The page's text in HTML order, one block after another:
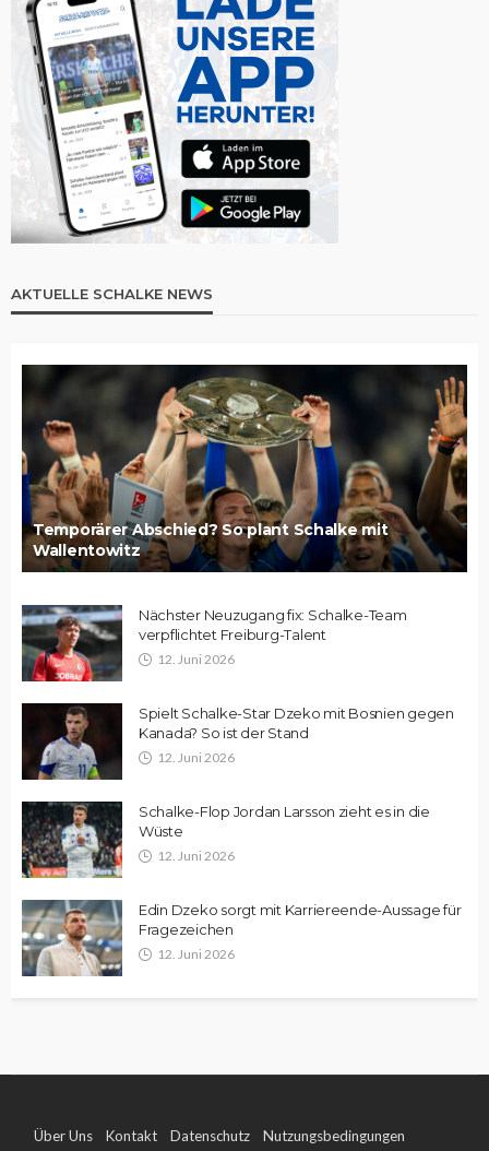
AKTUELLE SCHALKE NEWS
Temporärer Abschied? So plant Schalke mit
Wallentowitz
Nächster Neuzugang fix: Schalke-Team
verpflichtet Freiburg-Talent
12. Juni 2026
Spielt Schalke-Star Dzeko mit Bosnien gegen
Kanada? So ist der Stand
12. Juni 2026
Schalke-Flop Jordan Larsson zieht es in die
Wüste
12. Juni 2026
Edin Dzeko sorgt mit Karriereende-Aussage für
Fragezeichen
12. Juni 2026
Über Uns Kontakt Datenschutz Nutzungsbedingungen